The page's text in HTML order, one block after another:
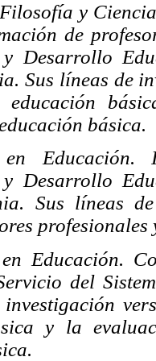
y
de
y Desarrollo
Sus líneas de
educación
básica.
Educación.
y Desarrollo
Sus líneas
Educación.
del
y la